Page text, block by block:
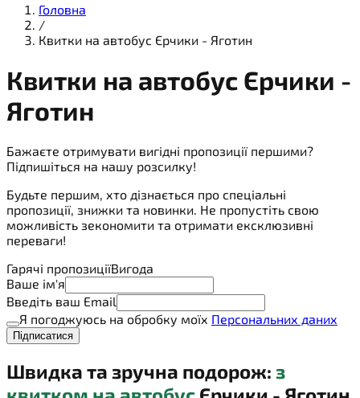
Головна
/
Квитки на автобус Єрчики - Яготин
Квитки на автобус Єрчики -
Яготин
Бажаєте отримувати вигідні пропозиції першими?
Підпишіться на нашу розсилку!
Будьте першим, хто дізнається про спеціальні
пропозиції, знижки та новинки. Не пропустіть свою
можливість зекономити та отримати ексклюзивні
переваги!
Гарячі пропозиціїВигода
Ваше ім'я
Введіть ваш Email
Я погоджуюсь на обробку моїх Персональних даних
Підписатися
Швидка та зручна подорож: з